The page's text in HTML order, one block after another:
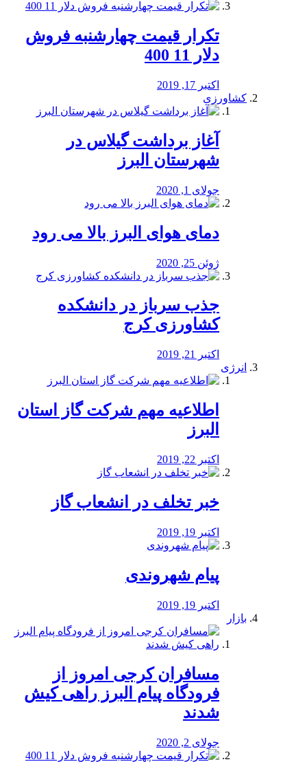
تکرار قیمت چهارشنبه فروش
دلار 11 400
اکتبر 17, 2019
کشاورزی
آغاز برداشت گیلاس در
شهرستان البرز
جولای 1, 2020
دمای هوای البرز بالا می رود
ژوئن 25, 2020
جذب سرباز در دانشکده
کشاورزی کرج
اکتبر 21, 2019
انرژی
️اطلاعیه مهم شرکت گاز استان
البرز
اکتبر 22, 2019
خبر تخلف در انشعاب گاز
اکتبر 19, 2019
پیام شهروندی
اکتبر 19, 2019
بازار
مسافران کرجی امروز از
فرودگاه پیام البرز راهی کیش
شدند
جولای 2, 2020